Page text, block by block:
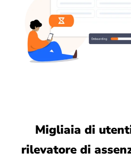
Migliaia di
rilevatore di